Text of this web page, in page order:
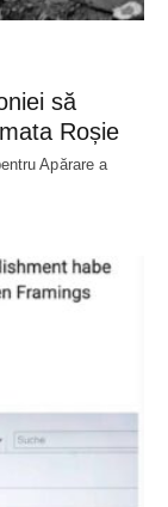
să
Roșie
Apărare a